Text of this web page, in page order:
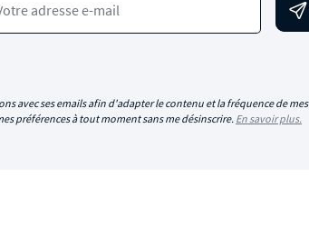
adresse e-mail
avec ses emails afin d'adapter le contenu et la fréquence de mes
préférences à tout moment sans me désinscrire. En savoir plus.